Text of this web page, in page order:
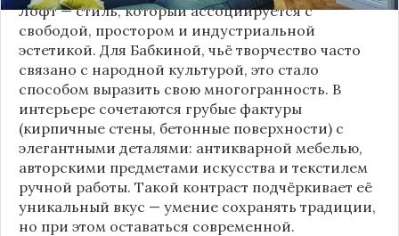
Лофт — стиль, который ассоциируется с
свободой, простором и индустриальной
эстетикой. Для Бабкиной, чьё творчество часто
связано с народной культурой, это стало
способом выразить свою многогранность. В
интерьере сочетаются грубые фактуры
(кирпичные стены, бетонные поверхности) с
элегантными деталями: антикварной мебелью,
авторскими предметами искусства и текстилем
ручной работы. Такой контраст подчёркивает её
уникальный вкус — умение сохранять традиции,
но при этом оставаться современной.